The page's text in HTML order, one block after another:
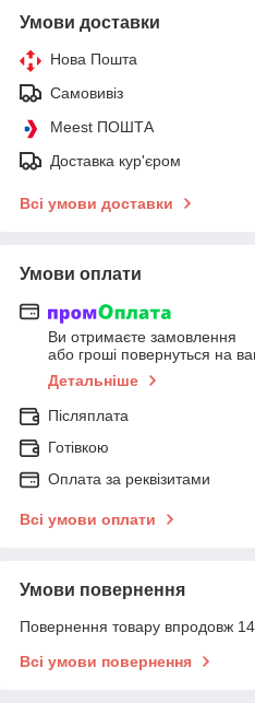
Умови доставки
Нова Пошта
Самовивіз
Meest ПОШТА
Доставка кур'єром
Всі умови доставки
Умови оплати
Ви отримаєте замовлення
або гроші повернуться на
Детальніше
Післяплата
Готівкою
Оплата за реквізитами
Всі умови оплати
Умови повернення
Повернення товару впродовж 14
Всі умови повернення